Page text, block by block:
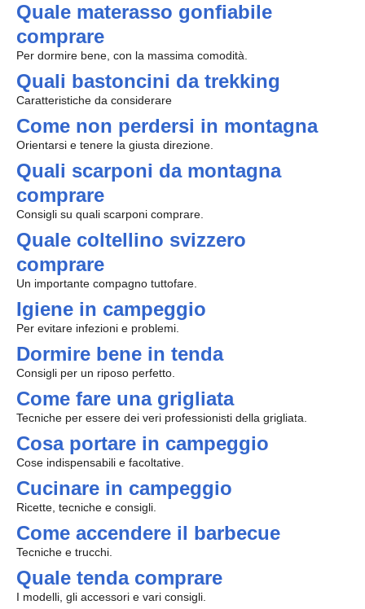
Quale materasso gonfiabile
comprare
Per dormire bene, con la massima comodità.
Quali bastoncini da trekking
Caratteristiche da considerare
Come non perdersi in montagna
Orientarsi e tenere la giusta direzione.
Quali scarponi da montagna
comprare
Consigli su quali scarponi comprare.
Quale coltellino svizzero
comprare
Un importante compagno tuttofare.
Igiene in campeggio
Per evitare infezioni e problemi.
Dormire bene in tenda
Consigli per un riposo perfetto.
Come fare una grigliata
Tecniche per essere dei veri professionisti della grigliata.
Cosa portare in campeggio
Cose indispensabili e facoltative.
Cucinare in campeggio
Ricette, tecniche e consigli.
Come accendere il barbecue
Tecniche e trucchi.
Quale tenda comprare
I modelli, gli accessori e vari consigli.